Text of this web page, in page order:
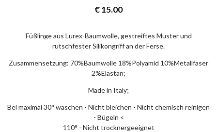
€15.00
Füßlinge aus Lurex-Baumwolle, gestreiftes Muster und
rutschfester Silikongriff an der Ferse.
Zusammensetzung: 70%Baumwolle 18%Polyamid 10%Metallfaser
2%Elastan;
Made in Italy;
Bei maximal 30° waschen - Nicht bleichen - Nicht chemisch reinigen
- Bügeln <
110° - Nicht trocknergeeignet